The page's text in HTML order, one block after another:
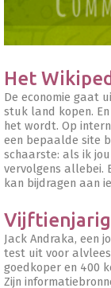
Het
De economie gaat
stuk land kopen.
het wordt. Op
een bepaalde site
schaarste: als ik
vervolgens allebei.
kan bijdragen aan
Jack Andraka, een
test uit voor
goedkoper en 400
Zijn